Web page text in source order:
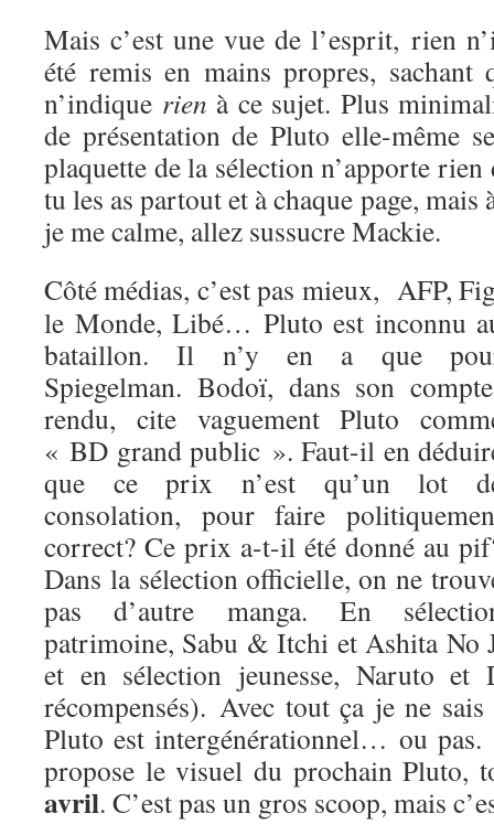
Mais c’est une vue de l’esprit, rien
été remis en mains propres,
n’indique rien à ce sujet. Plus
de présentation de Pluto elle-même
plaquette de la sélection n’apporte
tu les as partout et à chaque page,
je me calme, allez sussucre Mackie.
Côté médias, c’est pas mieux, AFP,
le Monde, Libé… Pluto est inconnu
bataillon. Il n’y en a que
Spiegelman. Bodoï, dans son
rendu, cite vaguement Pluto
« BD grand public ». Faut-il en
que ce prix n’est qu’un lot
consolation, pour faire
correct? Ce prix a-t-il été donné au
Dans la sélection officielle, on ne
pas d’autre manga. En
patrimoine, Sabu & Itchi et Ashita No
et en sélection jeunesse, Naruto et
récompensés). Avec tout ça je ne
Pluto est intergénérationnel… ou
propose le visuel du prochain Pluto,
avril. C’est pas un gros scoop, mais